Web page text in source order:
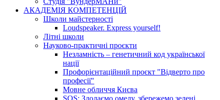
АКАДЕМІЯ КОМПЕТЕНЦІЙ
Школи майстерності
Loudspeaker. Express yourself!
Літні школи
Науково-практичні проєкти
Незламність – генетичний код української
нації
Профорієнтаційний проєкт "Відверто про
професії"
Мовне обличчя Києва